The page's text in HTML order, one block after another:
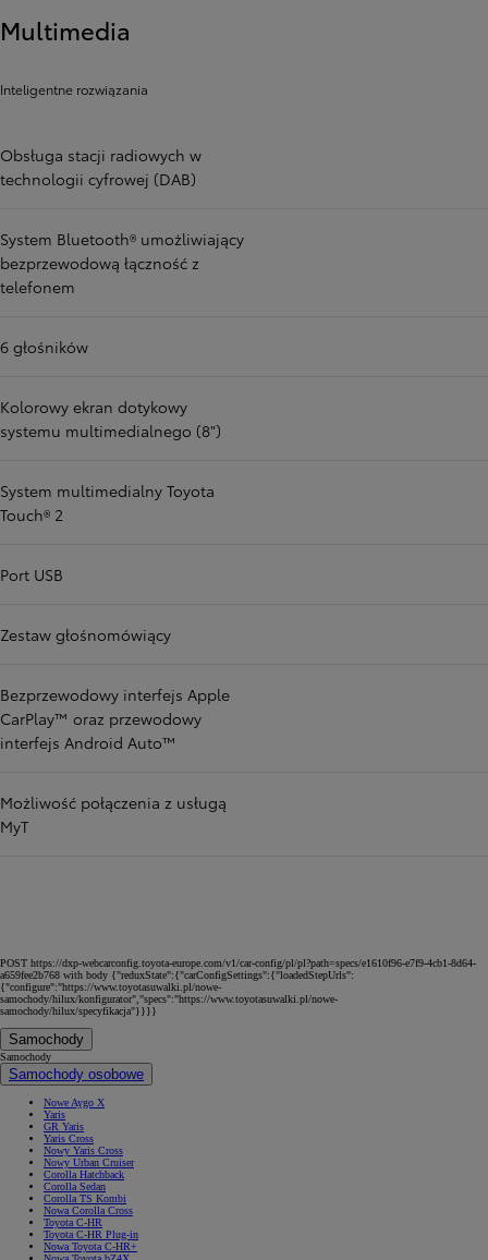
Multimedia
Inteligentne rozwiązania
Obsługa stacji radiowych w
technologii cyfrowej (DAB)
System Bluetooth® umożliwiający
bezprzewodową łączność z
telefonem
6 głośników
Kolorowy ekran dotykowy
systemu multimedialnego (8")
System multimedialny Toyota
Touch® 2
Port USB
Zestaw głośnomówiący
Bezprzewodowy interfejs Apple
CarPlay™ oraz przewodowy
interfejs Android Auto™
Możliwość połączenia z usługą
MyT
POST https://dxp-webcarconfig.toyota-europe.com/v1/car-config/pl/pl?path=specs/e1610f96-e7f9-4cb1-8d64-
a659fee2b768 with body {"reduxState":{"carConfigSettings":{"loadedStepUrls":
{"configure":"https://www.toyotasuwalki.pl/nowe-
samochody/hilux/konfigurator","specs":"https://www.toyotasuwalki.pl/nowe-
samochody/hilux/specyfikacja"}}}}
Samochody
Samochody
Samochody osobowe
Nowe Aygo X
Yaris
GR Yaris
Yaris Cross
Nowy Yaris Cross
Nowy Urban Cruiser
Corolla Hatchback
Corolla Sedan
Corolla TS Kombi
Nowa Corolla Cross
Toyota C-HR
Toyota C-HR Plug-in
Nowa Toyota C-HR+